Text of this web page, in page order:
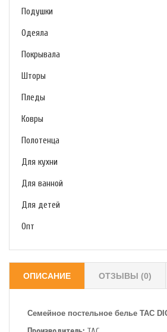
Подушки
Одеяла
Покрывала
Шторы
Пледы
Ковры
Полотенца
Для кухни
Для ванной
Для детей
Опт
ОПИСАНИЕ ОТЗЫВЫ (0)
Семейное постельное белье TAC